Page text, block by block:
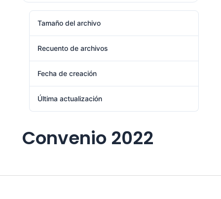
Tamaño del archivo
Recuento de archivos
Fecha de creación
Última actualización
Convenio 2022